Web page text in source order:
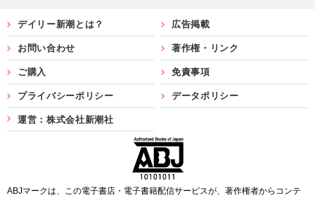
デイリー新潮とは？ 広告掲載
お問い合わせ 著作権・リンク
ご購入 免責事項
プライバシーポリシー データポリシー
運営：株式会社新潮社
ABJマークは、この電子書店・電子書籍配信サービスが、著作権者からコンテ